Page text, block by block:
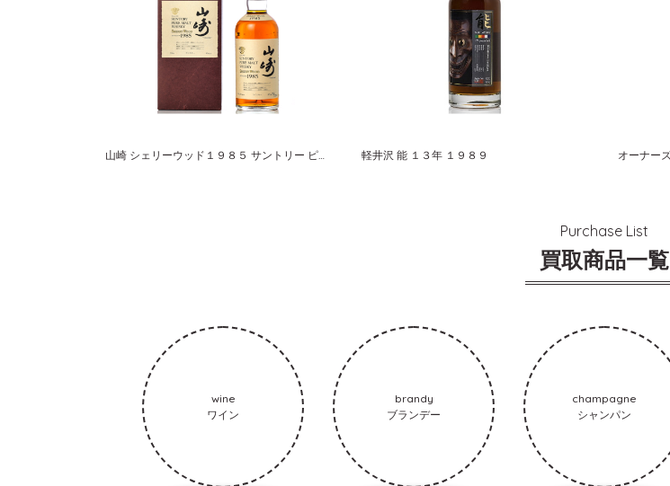
山崎 シェリーウッド１９８５ サントリー ピュアモルト 軽井沢 能 １３年 １９８９
Purchase List
買取商品一覧
wine
ワイン
brandy
ブランデー
champagne
シャンパン